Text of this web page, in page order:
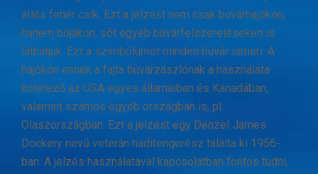
átlós fehér csík. Ezt a jelzést nem csak búvárhajókon,
hanem bójákon, sőt egyéb búvárfelszereléseken is
láthatjuk. Ezt a szimbólumot minden búvár ismeri. A
hajókon ennek a fajta búvárzászlónak a használata
kötelező az USA egyes államaiban és Kanadában,
valamint számos egyéb országban is, pl.
Olaszországban. Ezt a jelzést egy Denzel James
Dockery nevű veterán haditengerész találta ki 1956-
ban. A jelzés használatával kapcsolatban fontos tudni,